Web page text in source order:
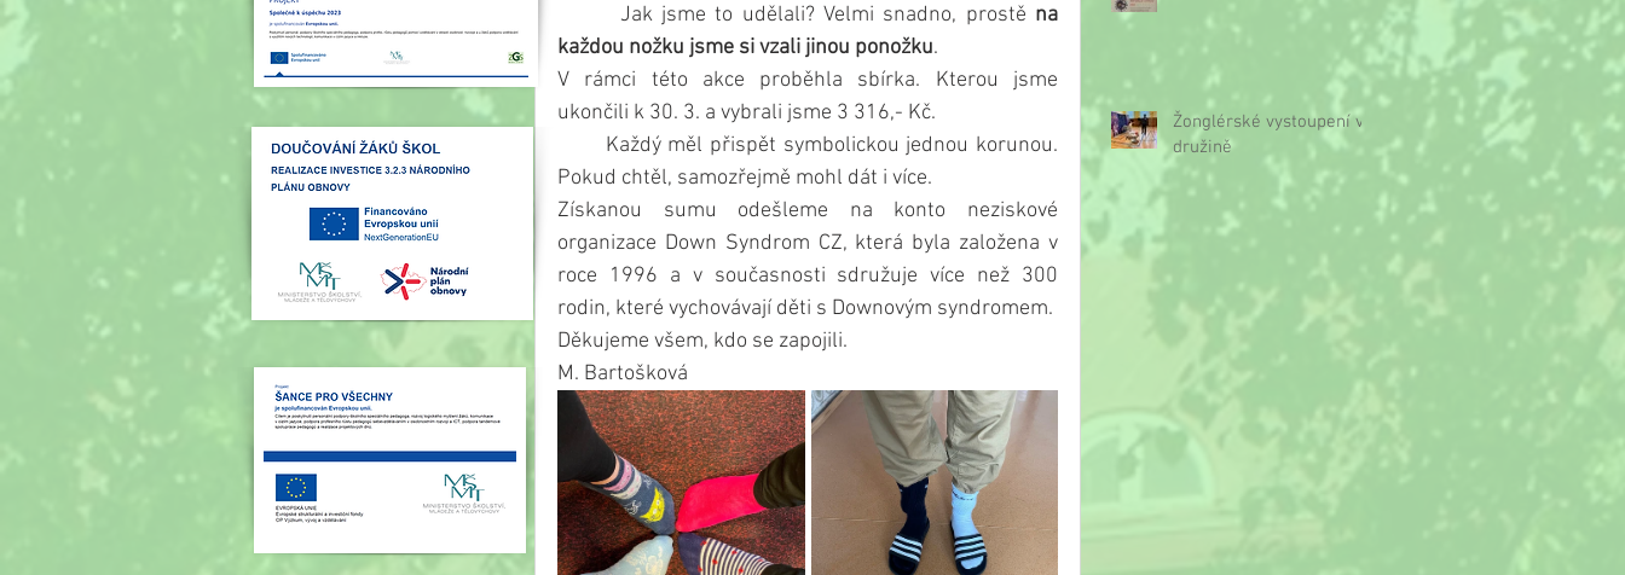
       Jak jsme to udělali? Velmi snadno, prostě
na
každou nožku jsme si vzali jinou ponožku.
V rámci této akce proběhla sbírka. Kterou jsme
ukončili k 30. 3. a vybrali jsme 3 316,- Kč.
Pokud chtěl, samozřejmě mohl dát i více.
Získanou sumu odešleme na konto neziskové
organizace Down Syndrom CZ, která byla založena v
roce 1996 a v současnosti sdružuje více než 300
rodin, které vychovávají děti s Downovým syndromem.
Děkujeme všem, kdo se zapojili.
M. Bartošková
Žonglérské vystoupení v
družině